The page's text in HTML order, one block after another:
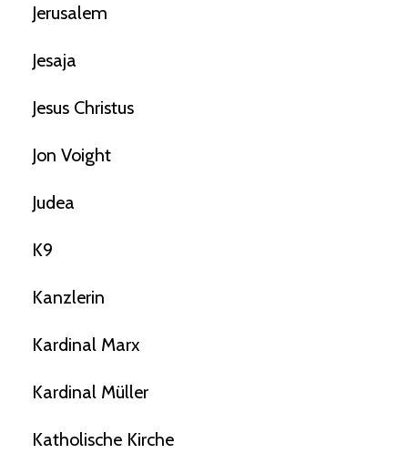
Jerusalem
Jesaja
Jesus Christus
Jon Voight
Judea
K9
Kanzlerin
Kardinal Marx
Kardinal Müller
Katholische Kirche